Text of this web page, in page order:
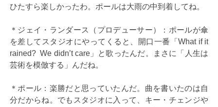
ひたすら楽しかったわ。ポールは大雨の中到着してね。
＊ジェイ・ランダース（プロデューサー）：ポールが傘
を差してスタジオにやってくると、開口一番「What if it
rained? We didn’t care」と歌ったんだ。まさに「人生は
芸術を模倣する」んだね。
＊ポール：楽勝だと思っていたんだ。曲を書いたのは自
分だからね。でもスタジオに入って、キー・チェンジや